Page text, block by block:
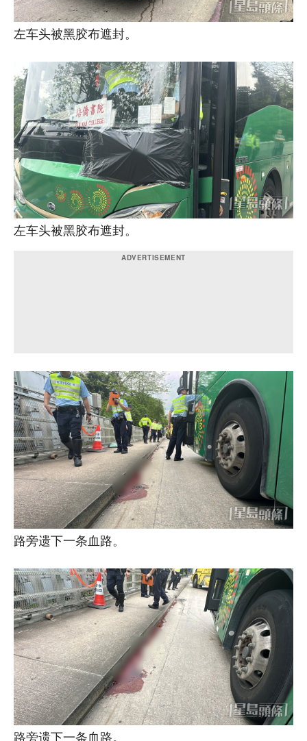
左车头被黑胶布遮封。
左车头被黑胶布遮封。
路旁遗下一条血路。
路旁遗下一条血路。